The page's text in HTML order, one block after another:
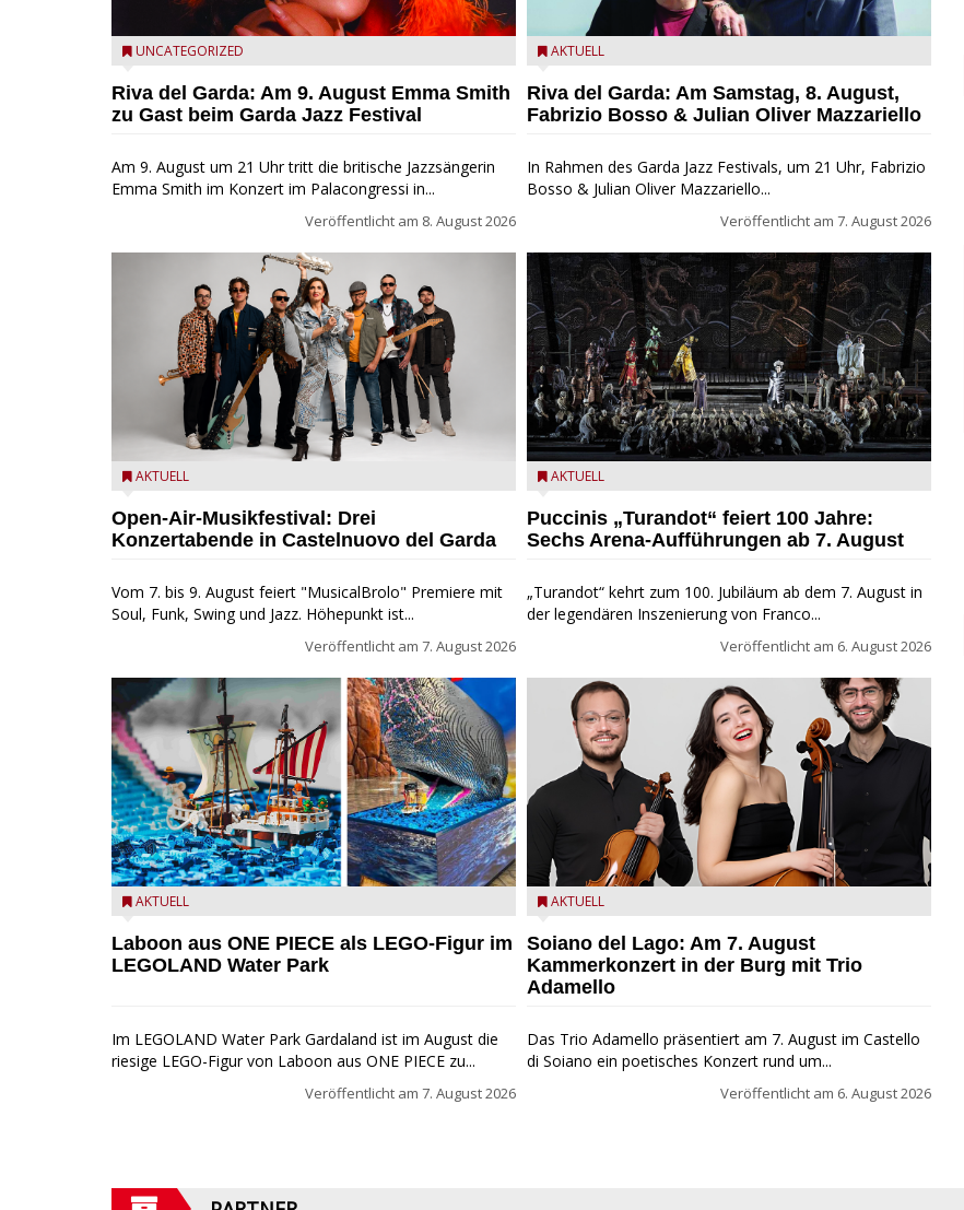
Riva del Garda - Emma Smith zu Gast beim Garda Jazz
UNCATEGORIZED
Riva del Garda: Am 9. August Emma Smith
zu Gast beim Garda Jazz Festival
Am 9. August um 21 Uhr tritt die britische Jazzsängerin
Emma Smith im Konzert im Palacongressi in...
Veröffentlicht am 8. August 2026
Castelnuovo del Garda: Die "Dirotta su Cuba" zu Gast
AKTUELL
Open-Air-Musikfestival: Drei
Konzertabende in Castelnuovo del Garda
Vom 7. bis 9. August feiert "MusicalBrolo" Premiere mit
Soul, Funk, Swing und Jazz. Höhepunkt ist...
Veröffentlicht am 7. August 2026
Laboon aus ONE PIECE als LEGO-Figur im LEGOLAND
AKTUELL
Laboon aus ONE PIECE als LEGO-Figur im
LEGOLAND Water Park
Im LEGOLAND Water Park Gardaland ist im August die
riesige LEGO-Figur von Laboon aus ONE PIECE zu...
Veröffentlicht am 7. August 2026
Fabrizio Bosso & Julian Oliver Mazzariello zu Gast beim
AKTUELL
Riva del Garda: Am Samstag, 8. August,
Fabrizio Bosso & Julian Oliver Mazzariello
In Rahmen des Garda Jazz Festivals, um 21 Uhr, Fabrizio
Bosso & Julian Oliver Mazzariello...
Veröffentlicht am 7. August 2026
Turandot in der Arena von Verona - Ennevi für
AKTUELL
Puccinis „Turandot“ feiert 100 Jahre:
Sechs Arena-Aufführungen ab 7. August
„Turandot“ kehrt zum 100. Jubiläum ab dem 7. August in
der legendären Inszenierung von Franco...
Veröffentlicht am 6. August 2026
Trio Adamello
AKTUELL
Soiano del Lago: Am 7. August
Kammerkonzert in der Burg mit Trio
Adamello
Das Trio Adamello präsentiert am 7. August im Castello
di Soiano ein poetisches Konzert rund um...
Veröffentlicht am 6. August 2026